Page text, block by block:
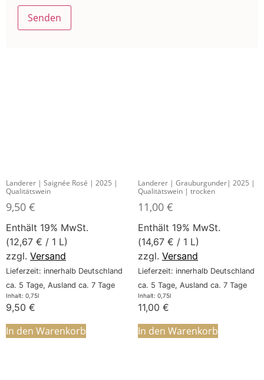
Landerer | Saignée Rosé | 2025 |
Qualitätswein
9,50 €
Enthält 19% MwSt.
(12,67 € / 1 L)
zzgl. Versand
Lieferzeit: innerhalb Deutschland
ca. 5 Tage, Ausland ca. 7 Tage
Inhalt: 0,75l
9,50 €
In den Warenkorb
Landerer | Grauburgunder| 2025 |
Qualitätswein | trocken
11,00 €
Enthält 19% MwSt.
(14,67 € / 1 L)
zzgl. Versand
Lieferzeit: innerhalb Deutschland
ca. 5 Tage, Ausland ca. 7 Tage
Inhalt: 0,75l
11,00 €
In den Warenkorb